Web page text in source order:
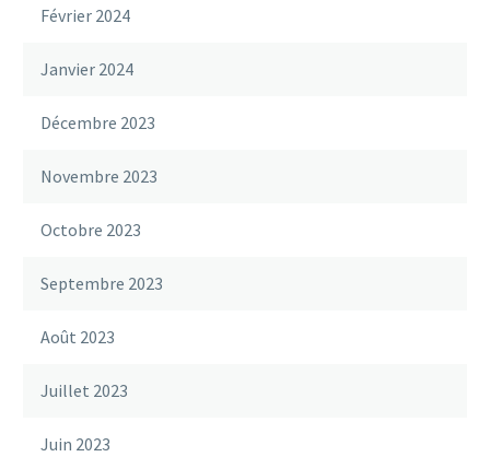
Février 2024
Janvier 2024
Décembre 2023
Novembre 2023
Octobre 2023
Septembre 2023
Août 2023
Juillet 2023
Juin 2023